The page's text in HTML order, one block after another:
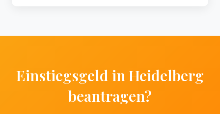
Einstiegsgeld in Heidelberg
beantragen?